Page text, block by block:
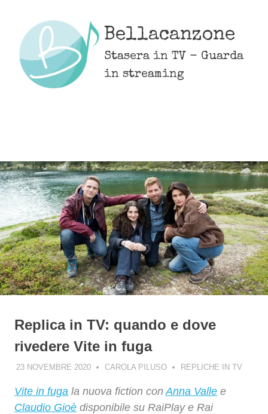
content
Bellacanzone
Stasera in TV - Guarda
in streaming
Replica in TV: quando e dove
rivedere Vite in fuga
23 NOVEMBRE 2020 CAROLA PILUSO REPLICHE IN TV
Vite in fuga la nuova fiction con Anna Valle e
Claudio Gioè disponibile su RaiPlay e Rai